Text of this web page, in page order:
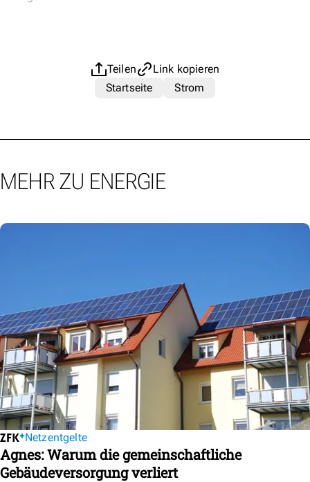
Teilen
Link kopieren
Startseite
Strom
MEHR ZU ENERGIE
Netzentgelte
Agnes: Warum die gemeinschaftliche
Gebäudeversorgung verliert